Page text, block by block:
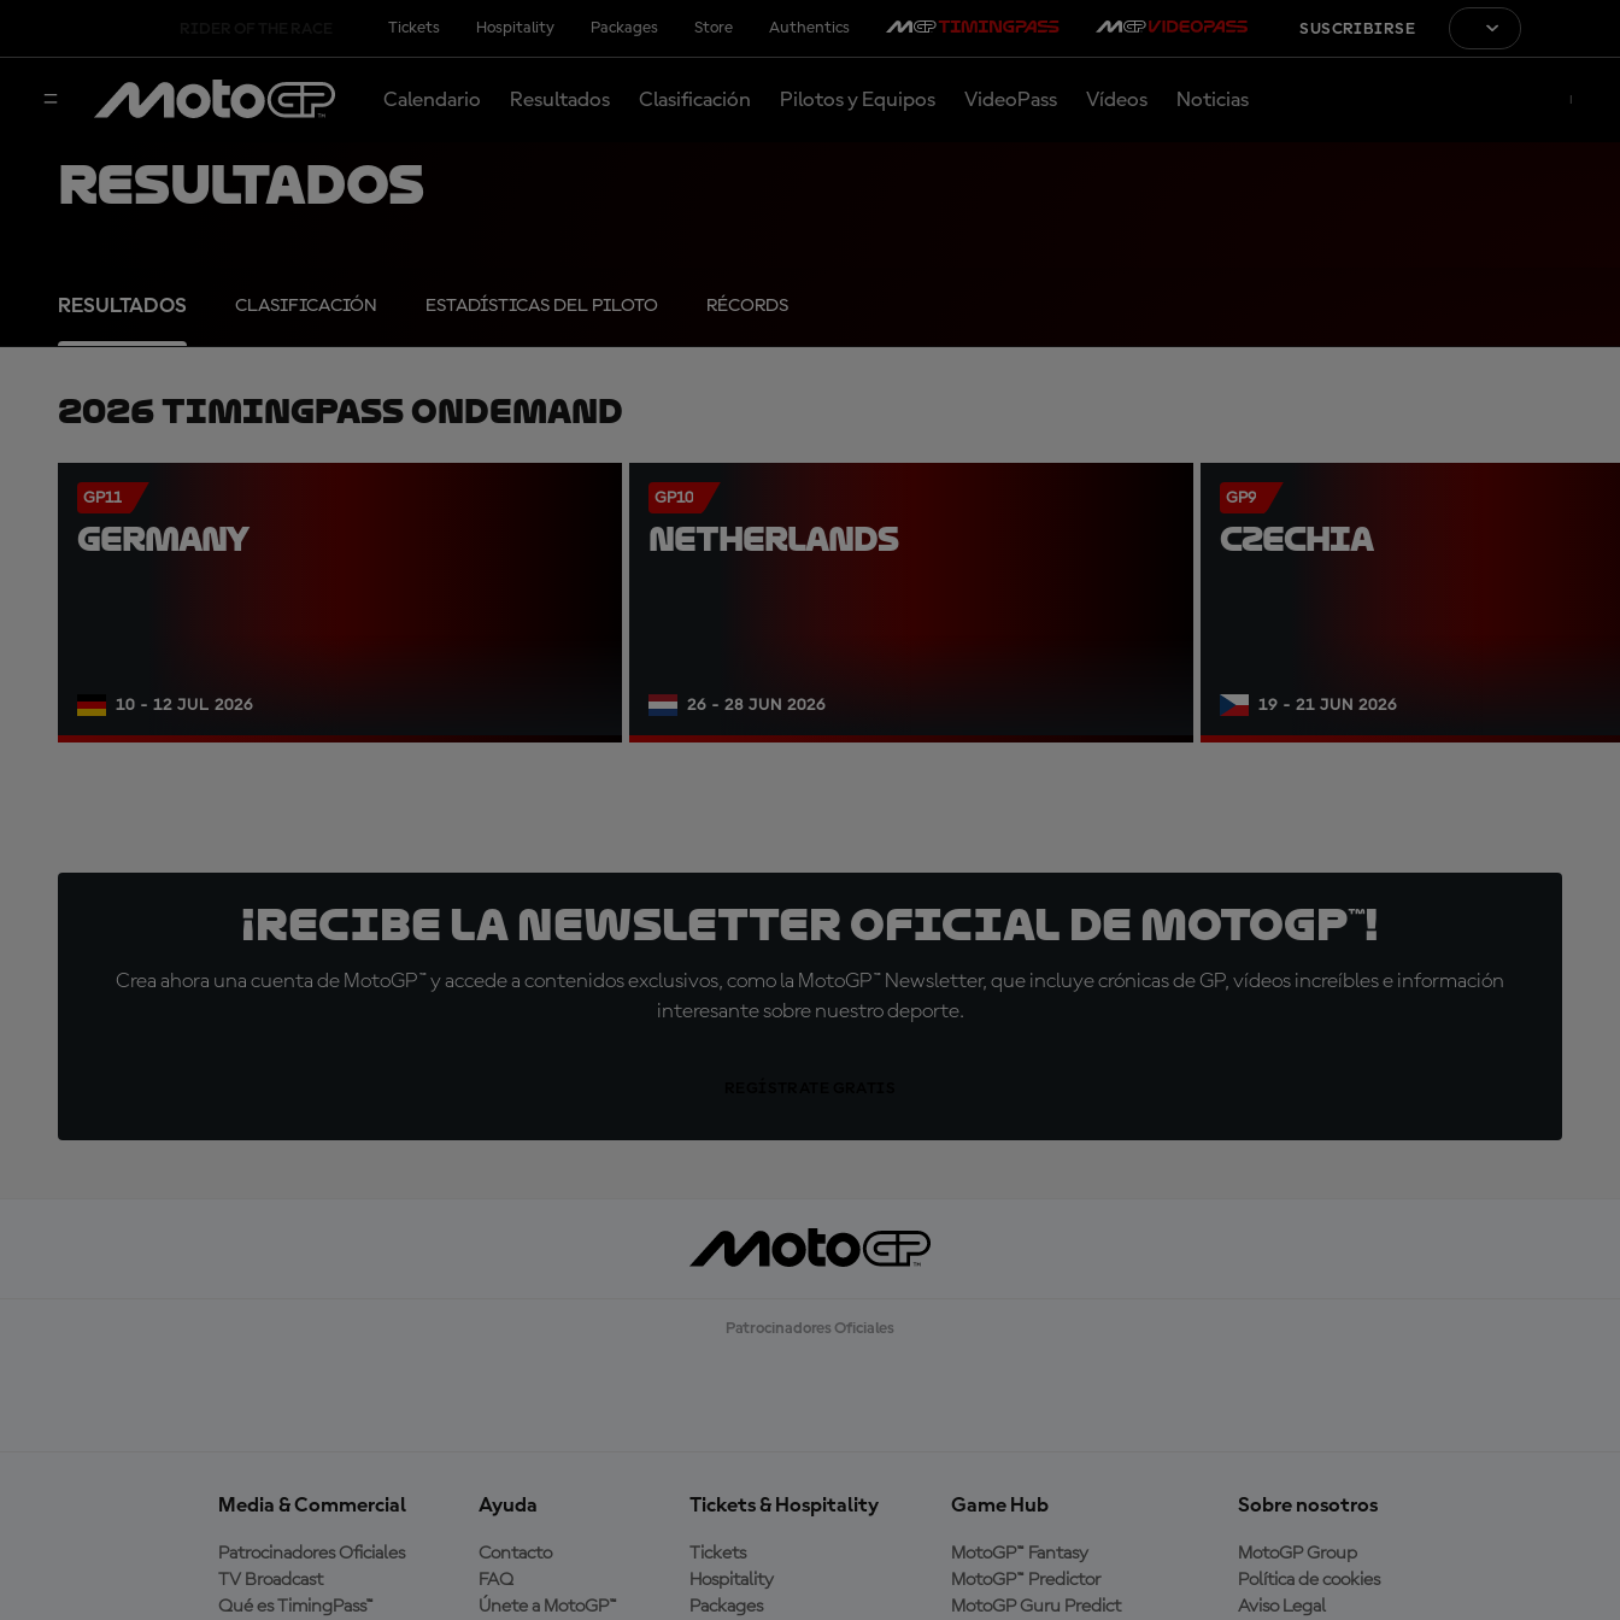
Tickets Hospitality Packages Store Authentics SUSCRIBIRSE
Calendario Resultados Clasificación Pilotos y Equipos VideoPass Vídeos Noticias
Resultados
RESULTADOS CLASIFICACIÓN ESTADÍSTICAS DEL PILOTO RÉCORDS
2026 TimingPass OnDemand
GP11
GERMANY
10 - 12 JUL 2026
GP10
NETHERLANDS
26 - 28 JUN 2026
GP9
CZECHIA
19 - 21 JUN 2026
¡Recibe la Newsletter oficial de MotoGP™!
Crea ahora una cuenta de MotoGP™ y accede a contenidos exclusivos, como la MotoGP™ Newsletter, que incluye crónicas de GP, vídeos increíbles e información
interesante sobre nuestro deporte.
Patrocinadores Oficiales
Media & Commercial
Patrocinadores Oficiales
TV Broadcast
Qué es TimingPass™
Ayuda
Contacto
FAQ
Únete a MotoGP™
Tickets & Hospitality
Tickets
Hospitality
Packages
Game Hub
MotoGP™ Fantasy
MotoGP™ Predictor
MotoGP Guru Predict
Sobre nosotros
MotoGP Group
Política de cookies
Aviso Legal